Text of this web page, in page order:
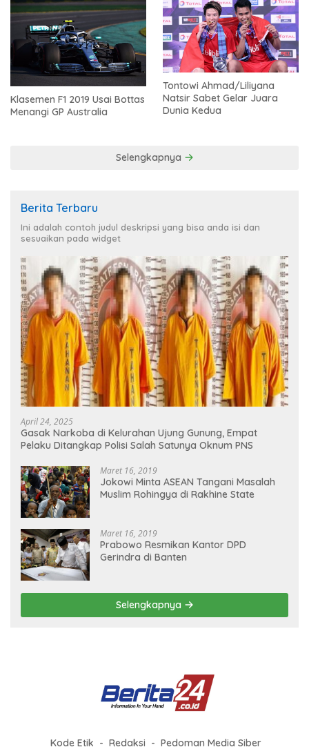
Klasemen F1 2019 Usai Bottas
Menangi GP Australia
Tontowi Ahmad/Liliyana
Natsir Sabet Gelar Juara
Dunia Kedua
Selengkapnya
Berita Terbaru
Ini adalah contoh judul deskripsi yang bisa anda isi dan
sesuaikan pada widget
April 24, 2025
Gasak Narkoba di Kelurahan Ujung Gunung, Empat
Pelaku Ditangkap Polisi Salah Satunya Oknum PNS
Maret 16, 2019
Jokowi Minta ASEAN Tangani Masalah
Muslim Rohingya di Rakhine State
Maret 16, 2019
Prabowo Resmikan Kantor DPD
Gerindra di Banten
Selengkapnya
Kode Etik Redaksi
Pedoman Media Siber